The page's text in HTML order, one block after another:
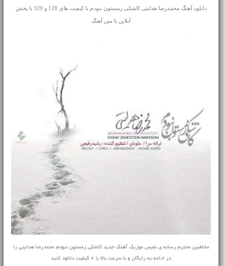
دانلود آهنگ محمدرضا هدایتی کاشکی زمستون نبودم با کیفیت های 128 و 320 با پخش
آنلاین با متن آهنگ
مخاطبین محترم رسانه ی نفیس موزیک آهنگ جدید کاشکی زمستون نبودم محمدرضا هدایتی را
در ادامه به رایگان و با سرعت بالا با 2 کیفیت دانلود کنید